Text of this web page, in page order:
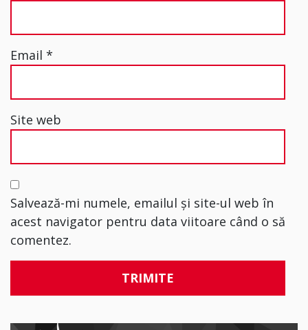
Email *
Site web
Salvează-mi numele, emailul și site-ul web în
acest navigator pentru data viitoare când o să
comentez.